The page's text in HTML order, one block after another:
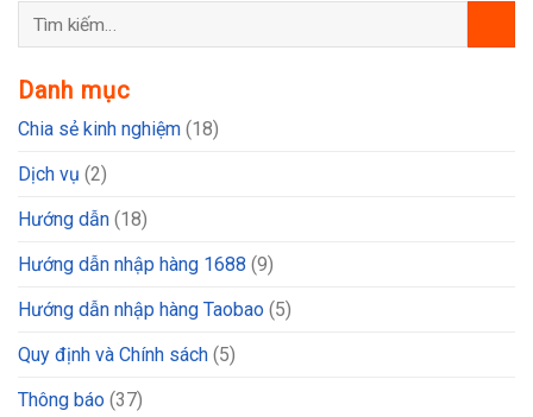
Danh mục
Chia sẻ kinh nghiệm (18)
Dịch vụ (2)
Hướng dẫn (18)
Hướng dẫn nhập hàng 1688 (9)
Hướng dẫn nhập hàng Taobao (5)
Quy định và Chính sách (5)
Thông báo (37)